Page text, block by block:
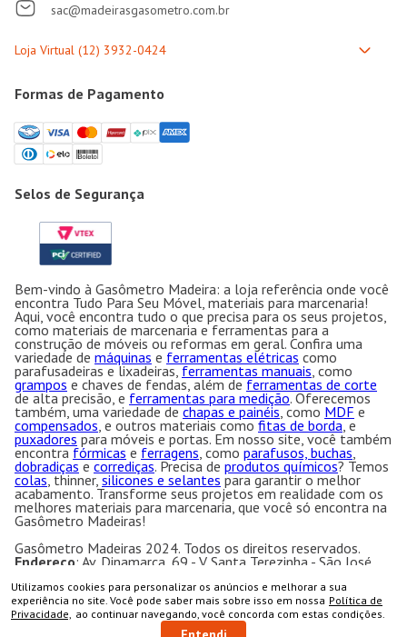
Utilizamos cookies para personalizar os anúncios e melhorar a sua
experiência no site. Você pode saber mais sobre isso em nossa Política de
Privacidade, ao continuar navegando, você concorda com estas condições.
COMPRAR
sac@madeirasgasometro.com.br
Formas de Pagamento
Selos de Segurança
Bem-vindo à Gasômetro Madeira: a loja referência onde você
encontra Tudo Para Seu Móvel, materiais para marcenaria!
Aqui, você encontra tudo o que precisa para os seus projetos,
como materiais de marcenaria e ferramentas para a
construção de móveis ou reformas em geral. Confira uma
variedade de máquinas e ferramentas elétricas como
parafusadeiras e lixadeiras, ferramentas manuais, como
grampos e chaves de fendas, além de ferramentas de corte
de alta precisão, e ferramentas para medição. Oferecemos
também, uma variedade de chapas e painéis, como MDF e
compensados, e outros materiais como fitas de borda, e
puxadores para móveis e portas. Em nosso site, você também
encontra fórmicas e ferragens, como parafusos, buchas,
dobradiças e corrediças. Precisa de produtos químicos? Temos
colas, thinner, silicones e selantes para garantir o melhor
acabamento. Transforme seus projetos em realidade com os
melhores materiais para marcenaria, que você só encontra na
Gasômetro Madeiras!
Gasômetro Madeiras 2024. Todos os direitos reservados.
Endereço: Av. Dinamarca, 69 - V. Santa Terezinha - São José
57
Gasômetro Madeiras | Ramuth & Ramuth LTDA - Loja
especializada em máquinas para marcenaria, acessórios e